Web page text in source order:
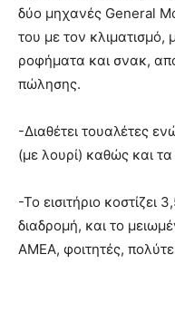
δύο µηχανές General
του με τον κλιματισμό,
ροφήματα και σνακ,
πώλησης.
-Διαθέτει τουαλέτες
(με λουρί) καθώς και
-Το εισιτήριο
διαδρομή, και το
ΑΜΕΑ, φοιτητές,